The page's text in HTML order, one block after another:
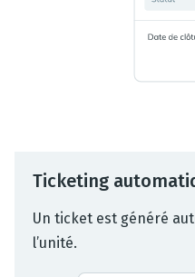
Ticketing
Un ticket est généré
l’unité.